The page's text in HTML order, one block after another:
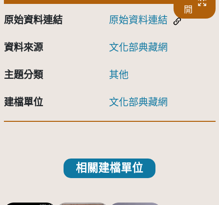
開
原始資料連結 原始資料連結
資料來源 文化部典藏網
主題分類 其他
建檔單位 文化部典藏網
相關建檔單位